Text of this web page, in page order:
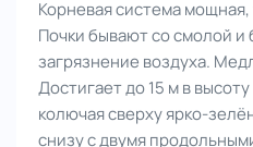
Корневая система мощная,
Почки бывают со смолой и
загрязнение воздуха.
Достигает до 15 м в
колючая сверху ярко-
снизу с двумя